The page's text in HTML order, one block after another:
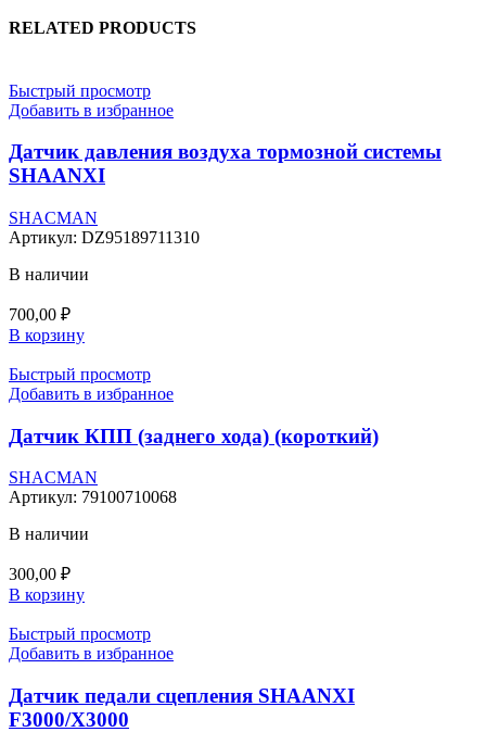
RELATED PRODUCTS
Быстрый просмотр
Добавить в избранное
Датчик давления воздуха тормозной системы
SHAANXI
SHACMAN
Артикул: DZ95189711310
В наличии
700,00 ₽
В корзину
Быстрый просмотр
Добавить в избранное
Датчик КПП (заднего хода) (короткий)
SHACMAN
Артикул: 79100710068
В наличии
300,00 ₽
В корзину
Быстрый просмотр
Добавить в избранное
Датчик педали сцепления SHAANXI
F3000/X3000